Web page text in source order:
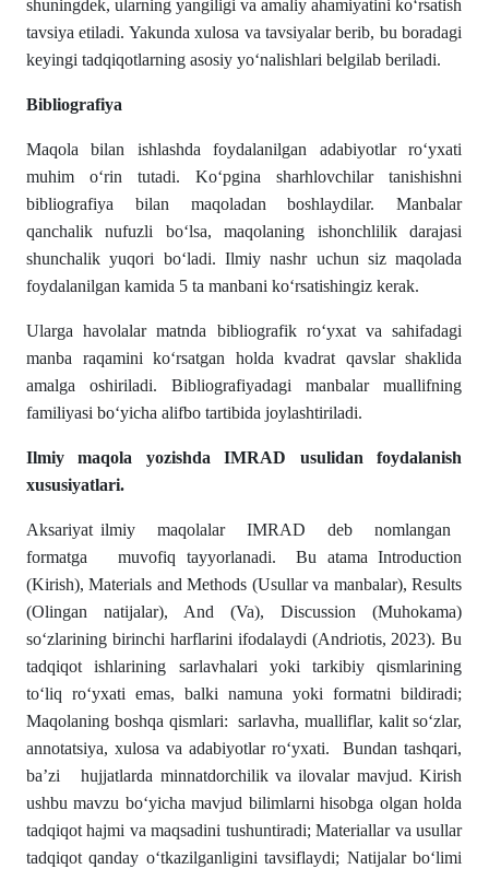
shuningdek, ularning yangiligi va amaliy ahamiyatini koʻrsatish
tavsiya etiladi. Yakunda xulosa va tavsiyalar berib, bu boradagi
keyingi tadqiqotlarning asosiy yoʻnalishlari belgilab beriladi.
Bibliografiya
Maqola bilan ishlashda foydalanilgan adabiyotlar roʻyxati
muhim oʻrin tutadi. Koʻpgina sharhlovchilar tanishishni
bibliografiya bilan maqoladan boshlaydilar. Manbalar
qanchalik nufuzli boʻlsa, maqolaning ishonchlilik darajasi
shunchalik yuqori boʻladi. Ilmiy nashr uchun siz maqolada
foydalanilgan kamida 5 ta manbani koʻrsatishingiz kerak.
Ularga havolalar matnda bibliografik roʻyxat va sahifadagi
manba raqamini koʻrsatgan holda kvadrat qavslar shaklida
amalga oshiriladi. Bibliografiyadagi manbalar muallifning
familiyasi boʻyicha alifbo tartibida joylashtiriladi.
Ilmiy maqola yozishda IMRAD usulidan foydalanish
xususiyatlari.
Aksariyat ilmiy maqolalar IMRAD deb nomlangan
formatga muvofiq tayyorlanadi. Bu atama Introduction
(Kirish), Materials and Methods (Usullar va manbalar), Results
(Olingan natijalar), And (Va), Discussion (Muhokama)
soʻzlarining birinchi harflarini ifodalaydi (Andriotis, 2023). Bu
tadqiqot ishlarining sarlavhalari yoki tarkibiy qismlarining
toʻliq roʻyxati emas, balki namuna yoki formatni bildiradi;
Maqolaning boshqa qismlari: sarlavha, mualliflar, kalit soʻzlar,
annotatsiya, xulosa va adabiyotlar roʻyxati. Bundan tashqari,
ba’zi hujjatlarda minnatdorchilik va ilovalar mavjud. Kirish
ushbu mavzu boʻyicha mavjud bilimlarni hisobga olgan holda
tadqiqot hajmi va maqsadini tushuntiradi; Materiallar va usullar
tadqiqot qanday oʻtkazilganligini tavsiflaydi; Natijalar boʻlimi